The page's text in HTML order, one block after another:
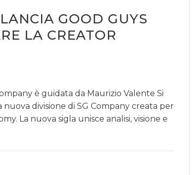
GOOD GUYS
LA CREATOR
è guidata da Maurizio Valente Si
nuova divisione di SG Company creata per
La nuova sigla unisce analisi, visione e